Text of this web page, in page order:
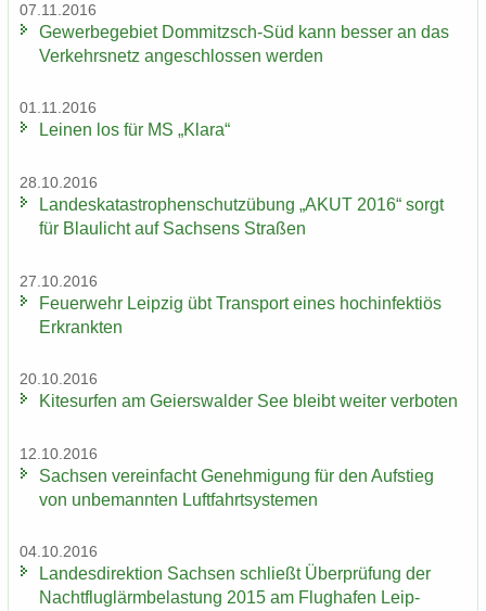
07.11.2016
Ge­wer­be­ge­biet Dommitzsch-​Süd kann bes­ser an das
Ver­kehrs­netz an­ge­schlos­sen wer­den
01.11.2016
Lei­nen los für MS „Klara“
28.10.2016
Lan­des­ka­ta­stro­phen­schutz­übung „AKUT 2016“ sorgt
für Blau­licht auf Sach­sens Stra­ßen
27.10.2016
Feu­er­wehr Leip­zig übt Trans­port eines hoch­in­fek­ti­ös
Er­krank­ten
20.10.2016
Ki­te­sur­fen am Gei­ers­wal­der See bleibt wei­ter ver­bo­ten
12.10.2016
Sach­sen ver­ein­facht Ge­neh­mi­gung für den Auf­stieg
von un­be­mann­ten Luft­fahrt­sys­te­men
04.10.2016
Lan­des­di­rek­ti­on Sach­sen schließt Über­prü­fung der
Nacht­flug­lärm­be­las­tung 2015 am Flug­ha­fen Leip­